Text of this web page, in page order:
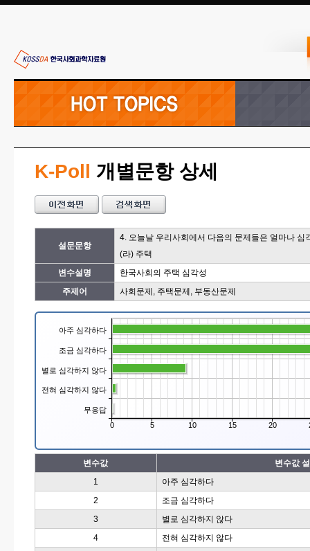
K-Poll 개별문항 상세
설문문항
4. 오늘날 우리사회에서 다음의 문제들은 얼마나 심
(라) 주택
변수설명
한국사회의 주택 심각성
주제어
사회문제, 주택문제, 부동산문제
아주 심각하다
조금 심각하다
별로 심각하지 않다
전혀 심각하지 않다
무응답
0 5 10 15 20
변수값
변수값
1
아주 심각하다
2
조금 심각하다
3
별로 심각하지 않다
4
전혀 심각하지 않다